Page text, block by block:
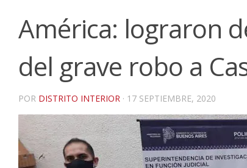
América: lograron
del grave robo a
POR DISTRITO INTERIOR · 17 SEPTIEMBRE, 2020